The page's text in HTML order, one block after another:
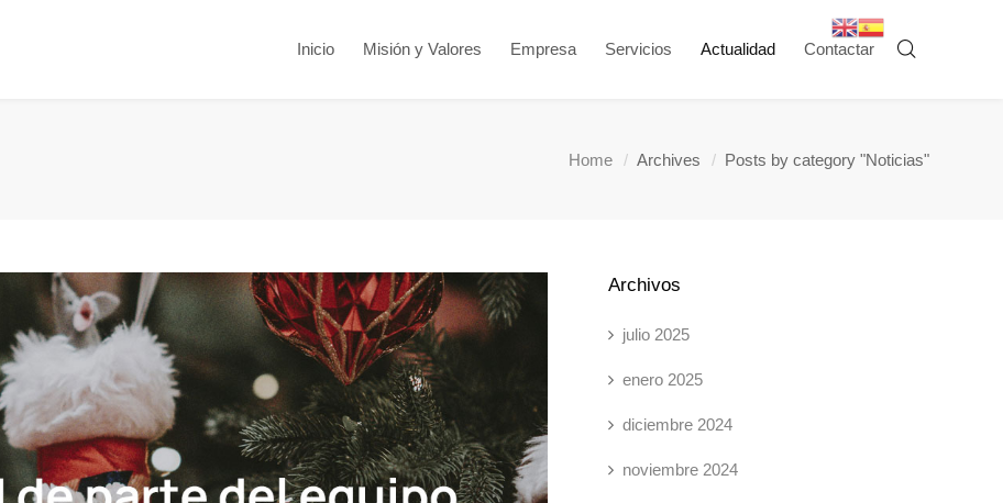
Inicio Misión y Valores Empresa Servicios Actualidad Contactar
Home Archives Posts by category "Noticias"
Archivos
julio 2025
enero 2025
diciembre 2024
noviembre 2024